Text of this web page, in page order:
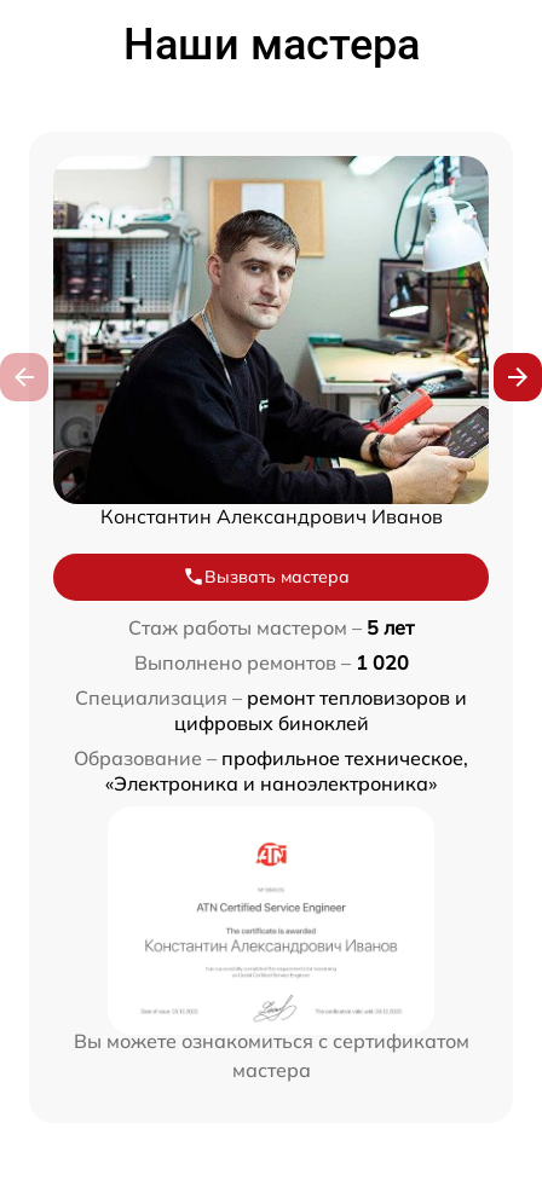
Наши мастера
Константин Александрович Иванов
Вызвать мастера
Стаж работы мастером – 5 лет
Выполнено ремонтов – 1 020
Специализация – ремонт тепловизоров и
цифровых биноклей
Образование – профильное техническое,
«Электроника и наноэлектроника»
Вы можете ознакомиться с сертификатом
мастера